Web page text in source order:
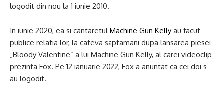
logodit din nou la 1 iunie 2010.
In iunie 2020, ea si cantaretulMachine Gun Kelly au facut
publice relatia lor, la cateva saptamani dupa lansarea piesei
„Bloody Valentine” a lui Machine Gun Kelly, al carei videoclip
prezinta Fox. Pe 12 ianuarie 2022, Fox a anuntat ca cei doi s-
au logodit.